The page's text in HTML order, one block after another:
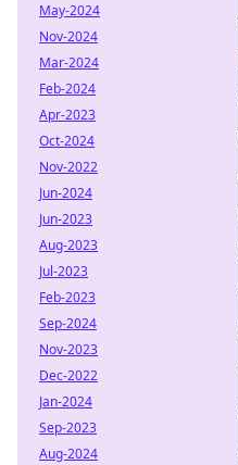
May-2024
Nov-2024
Mar-2024
Feb-2024
Apr-2023
Oct-2024
Nov-2022
Jun-2024
Jun-2023
Aug-2023
Jul-2023
Feb-2023
Sep-2024
Nov-2023
Dec-2022
Jan-2024
Sep-2023
Aug-2024